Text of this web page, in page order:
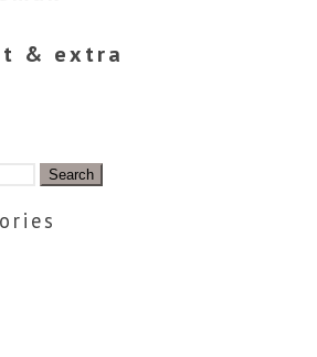
& extra